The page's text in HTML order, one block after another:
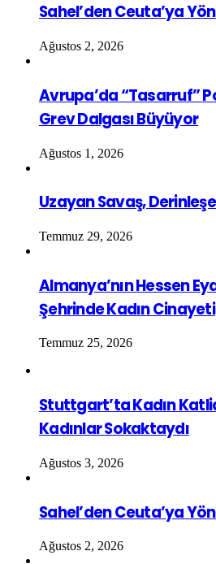
Sahel’den Ceuta’ya
Ağustos 2, 2026
Avrupa’da “Tasarruf”
Grev Dalgası Büyüyor
Ağustos 1, 2026
Uzayan Savaş,
Temmuz 29, 2026
Almanya’nın Hessen
Şehrinde Kadın Cinayeti
Temmuz 25, 2026
Stuttgart’ta Kadın
Kadınlar Sokaktaydı
Ağustos 3, 2026
Sahel’den Ceuta’ya
Ağustos 2, 2026